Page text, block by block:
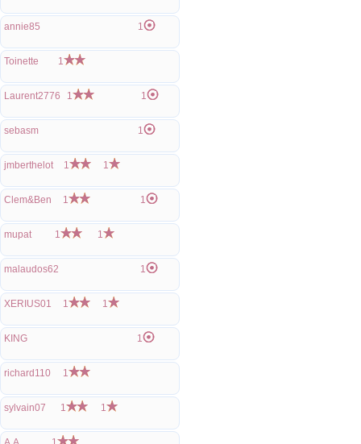
annie85 1
Toinette 1
Laurent2776 1 1
sebasm 1
jmberthelot 1 1
Clem&Ben 1 1
mupat 1 1
malaudos62 1
XERIUS01 1 1
KING 1
richard110 1
sylvain07 1 1